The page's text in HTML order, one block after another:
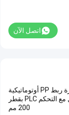
اتصل الآن
بكرة ربط PP أوتوماتيكية
بالكامل مع التحكم PLC بقطر
200 مم